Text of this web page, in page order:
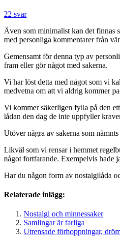
22 svar
Även som minimalist kan det finnas
med personliga kommentarer från
Gemensamt för denna typ av
fram eller gör något med sakerna.
Vi har löst detta med något som vi
medvetna om att vi aldrig kommer
Vi kommer säkerligen fylla på den
lådan den dag de inte uppfyller
Utöver några av sakerna som
Likväl som vi rensar i hemmet
något fortfarande. Exempelvis hade
Har du någon form av nostalgilåda
Relaterade inlägg:
Nostalgi och minnessaker
Samlingar är farliga
Utrensade förhoppningar,